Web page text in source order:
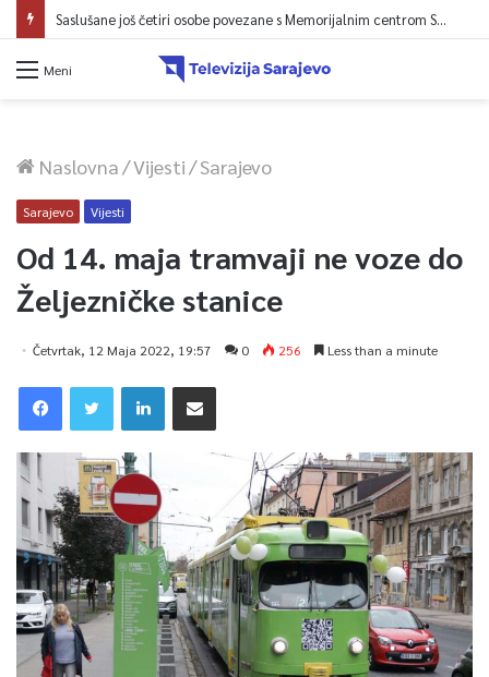
Saslušane još četiri osobe povezane s Memorijalnim centrom Srebrenica, na spisku ukupno 26
Meni
Naslovna/Vijesti/Sarajevo
Sarajevo Vijesti
Od 14. maja tramvaji ne voze do
Željezničke stanice
Četvrtak, 12 Maja 2022, 19:57 0 256 Less than a minute